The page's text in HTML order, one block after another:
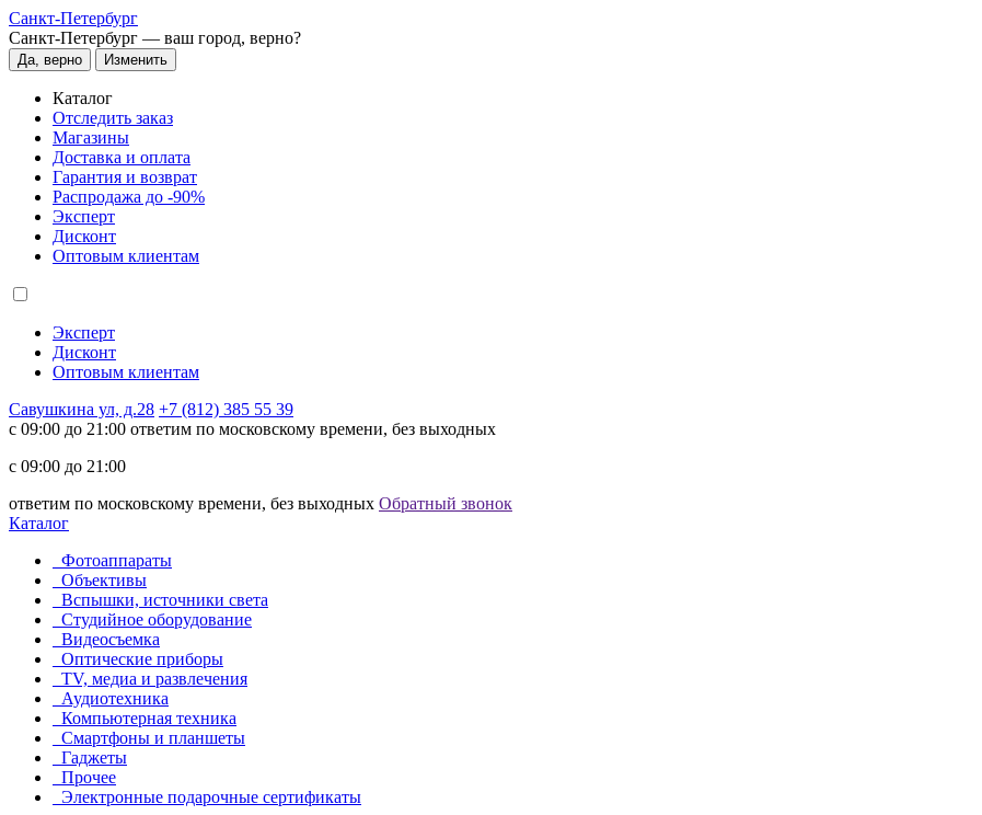
Санкт-Петербург
Санкт-Петербург — ваш город, верно?
Да, верно Изменить
Каталог
Отследить заказ
Магазины
Доставка и оплата
Гарантия и возврат
Распродажа до -90%
Эксперт
Дисконт
Оптовым клиентам
Эксперт
Дисконт
Оптовым клиентам
Савушкина ул, д.28 +7 (812) 385 55 39
c 09:00 до 21:00 ответим по московскому времени, без выходных
c 09:00 до 21:00
ответим по московскому времени, без выходных Обратный звонок
Каталог
Фотоаппараты
Объективы
Вспышки, источники света
Студийное оборудование
Видеосъемка
Оптические приборы
TV, медиа и развлечения
Аудиотехника
Компьютерная техника
Смартфоны и планшеты
Гаджеты
Прочее
Электронные подарочные сертификаты